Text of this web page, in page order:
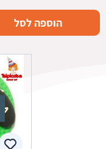
הוספה לסל